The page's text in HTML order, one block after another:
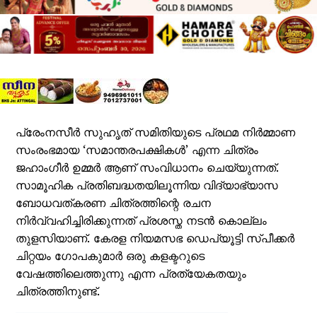
പ്രേംനസീർ സുഹൃത് സമിതിയുടെ പ്രഥമ നിർമ്മാണ
സംരംഭമായ ‘സമാന്തരപക്ഷികൾ’ എന്ന ചിത്രം
ജഹാംഗീർ ഉമ്മർ ആണ് സംവിധാനം ചെയ്യുന്നത്.
സാമൂഹിക പ്രതിബദ്ധതയിലൂന്നിയ വിദ്യാഭ്യാസ
ബോധവത്കരണ ചിത്രത്തിന്റെ രചന
നിർവ്വഹിച്ചിരിക്കുന്നത് പ്രശസ്ത നടൻ കൊല്ലം
തുളസിയാണ്. കേരള നിയമസഭ ഡെപ്യൂട്ടി സ്പീക്കർ
ചിറ്റയം ഗോപകുമാർ ഒരു കളക്ടറുടെ
വേഷത്തിലെത്തുന്നു എന്ന പ്രത്യേകതയും
ചിത്രത്തിനുണ്ട്.